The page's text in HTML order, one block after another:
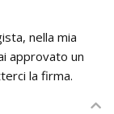
nella mia
approvato un
la firma.